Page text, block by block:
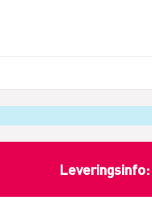
Leveringsinfo: